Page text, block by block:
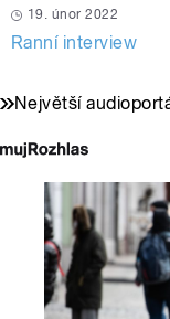
19. únor 2022
Ranní interview
Největší